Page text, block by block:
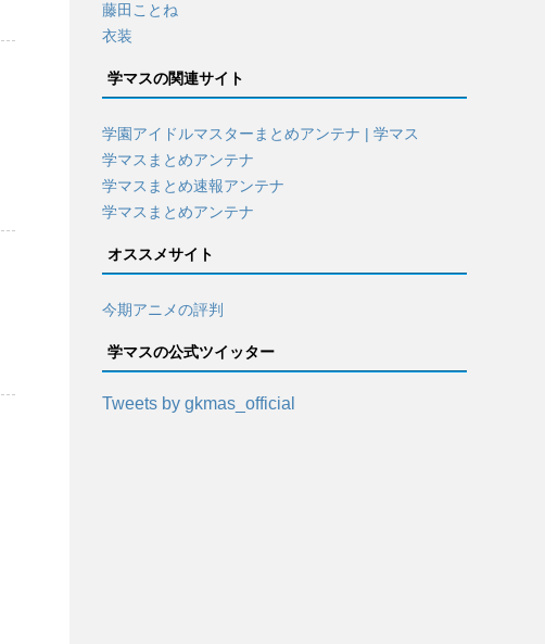
藤田ことね
衣装
学マスの関連サイト
学園アイドルマスターまとめアンテナ | 学マス
学マスまとめアンテナ
学マスまとめ速報アンテナ
学マスまとめアンテナ
オススメサイト
今期アニメの評判
学マスの公式ツイッター
Tweets by gkmas_official